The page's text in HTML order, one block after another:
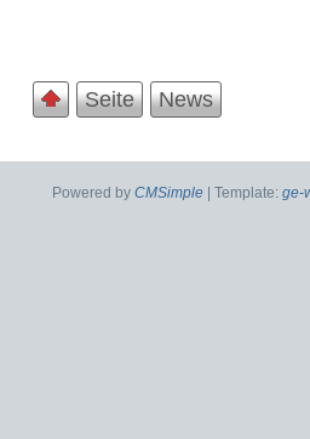
Seite News
Powered by CMSimple | Template: ge-